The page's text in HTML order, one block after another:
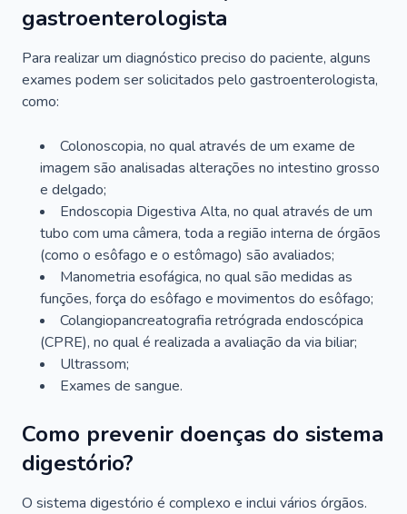
gastroenterologista
Para realizar um diagnóstico preciso do paciente, alguns
exames podem ser solicitados pelo gastroenterologista,
como:
Colonoscopia, no qual através de um exame de
imagem são analisadas alterações no intestino grosso
e delgado;
Endoscopia Digestiva Alta, no qual através de um
tubo com uma câmera, toda a região interna de órgãos
(como o esôfago e o estômago) são avaliados;
Manometria esofágica, no qual são medidas as
funções, força do esôfago e movimentos do esôfago;
Colangiopancreatografia retrógrada endoscópica
(CPRE), no qual é realizada a avaliação da via biliar;
Ultrassom;
Exames de sangue.
Como prevenir doenças do sistema
digestório?
O sistema digestório é complexo e inclui vários órgãos.